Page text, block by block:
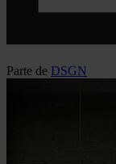
Parte de DSGN